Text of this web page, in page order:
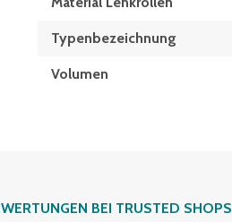
Typen­be­zeich­nung
Volumen
BEI TRUSTED SHOPS